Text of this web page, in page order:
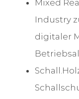
Mixed
Industry
digitaler